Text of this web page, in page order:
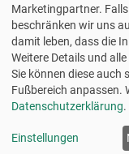
Alle Texte, Grafiken,
geschützt und
© 2026 bits&paper
Marketingpartner.
beschränken wir uns
damit leben, dass die
Weitere Details und
Sie können diese auch
Fußbereich anpassen.
Datenschutzerklärung.
Einstellungen